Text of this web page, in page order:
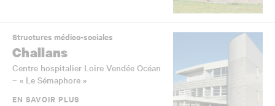
Structures médico-sociales
Challans
Centre hospitalier Loire Vendée Océan
– « Le Sémaphore »
EN SAVOIR PLUS